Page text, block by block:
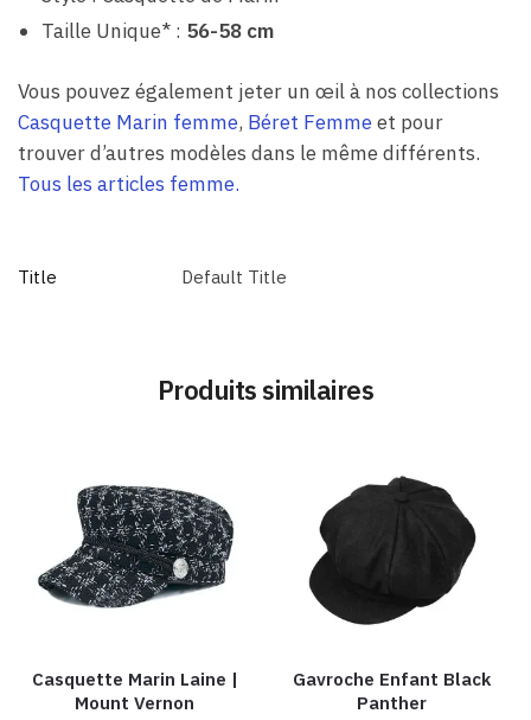
Taille Unique* : 56-58 cm
Vous pouvez également jeter un œil à nos collections
Casquette Marin femme, Béret Femmeet pour
trouver d’autres modèles dans le même différents.
Tous les articles femme.
Title Default Title
Produits similaires
Casquette Marin Laine |
Mount Vernon
Gavroche Enfant Black
Panther